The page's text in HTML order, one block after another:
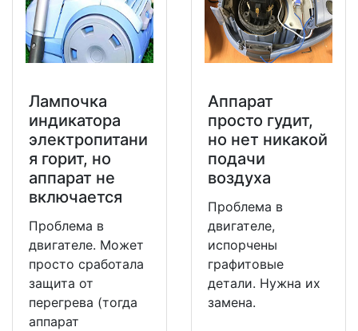
Лампочка
индикатора
электропитани
я горит, но
аппарат не
включается
Проблема в
двигателе. Может
просто сработала
защита от
перегрева (тогда
аппарат
Аппарат
просто гудит,
но нет никакой
подачи
воздуха
Проблема в
двигателе,
испорчены
графитовые
детали. Нужна их
замена.